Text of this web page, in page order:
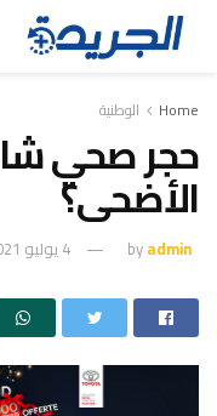
Home الوطنية
حجر صحي
الأضحى؟
byadmin 4 يوليو 2021